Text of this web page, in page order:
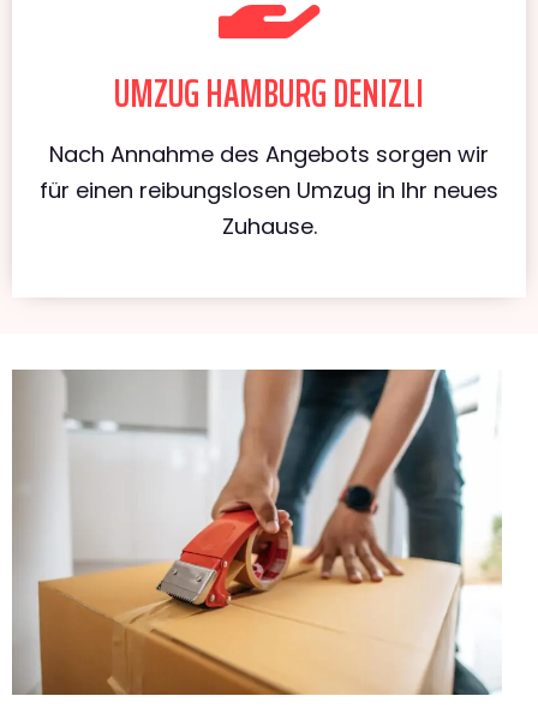
UMZUG HAMBURG DENIZLI
Nach Annahme des Angebots sorgen wir
für einen reibungslosen Umzug in Ihr neues
Zuhause.